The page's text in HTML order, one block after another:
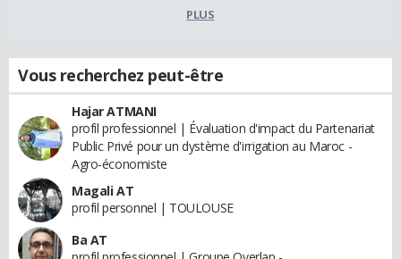
PLUS
Vous recherchez peut-être
Hajar ATMANI
profil professionnel | Évaluation d'impact du Partenariat
Public Privé pour un dystème d'irrigation au Maroc -
Agro-économiste
Magali AT
profil personnel | TOULOUSE
Ba AT